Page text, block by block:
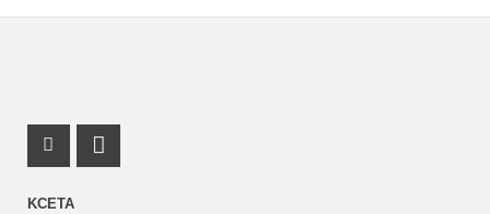
KCETA
Facebook Profil
RSS-Feed